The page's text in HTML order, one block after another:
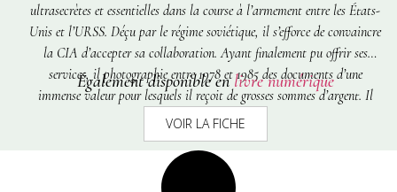
ultrasecrètes et essentielles dans la course à l’armement entre les États-
Unis et l’URSS. Déçu par le régime soviétique, il s’efforce de convaincre
la CIA d’accepter sa collaboration. Ayant finalement pu offrir ses
services, il photographie entre 1978 et 1985 des documents d’une
immense valeur pour lesquels il reçoit de grosses sommes d’argent. Il
devient ainsi l’espion le plus précieux pour la CIA de cette période de la
se venger, Tolkatchev est arrêté et exécuté pour haute trahison en 1986.
Toutefois, sa postérité reste importante : en quelques années, il aura
Également disponible enlivre numérique
VOIR LA FICHE